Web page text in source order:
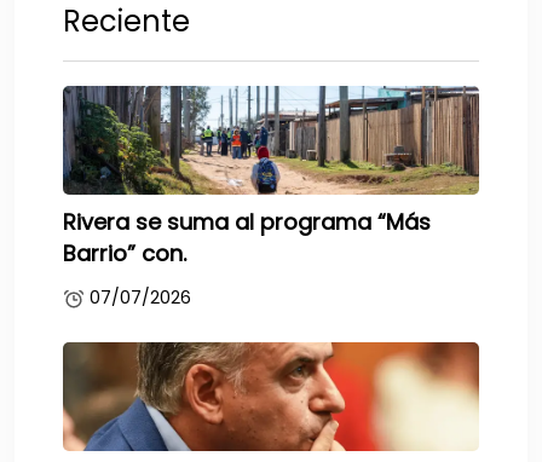
Reciente
Rivera se suma al programa “Más
Barrio” con.
07/07/2026